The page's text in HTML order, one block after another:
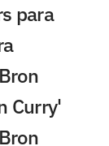
para
Curry'